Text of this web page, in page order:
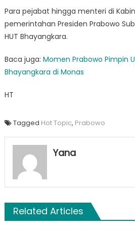
Para pejabat hingga menteri di
pemerintahan Presiden Prabowo
HUT Bhayangkara.
Baca juga: Momen Prabowo Pimpin
Bhayangkara di Monas
HT
Tagged Hot Topic, Prabowo
Yana
Related Articles